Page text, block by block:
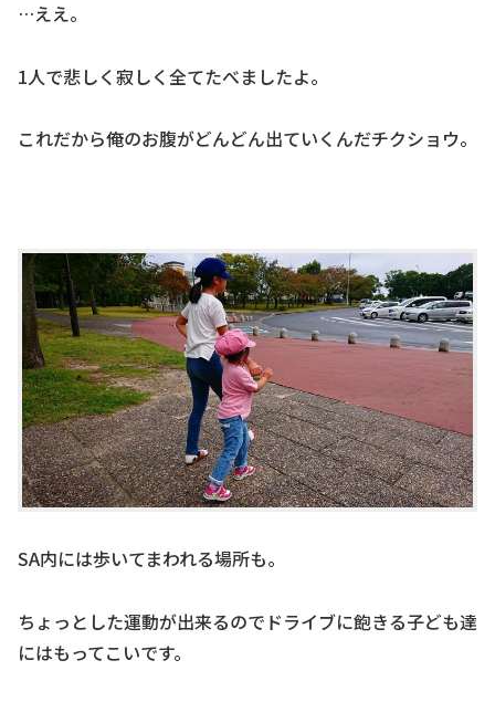
…ええ。
1人で悲しく寂しく全てたべましたよ。
これだから俺のお腹がどんどん出ていくんだチクショウ。
SA内には歩いてまわれる場所も。
ちょっとした運動が出来るのでドライブに飽きる子ども達
にはもってこいです。